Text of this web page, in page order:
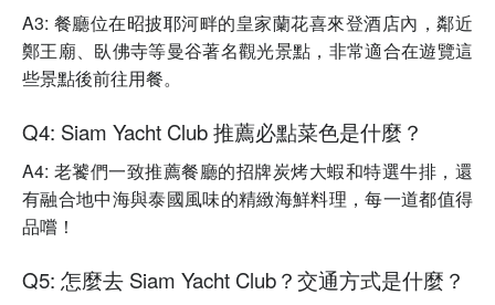
A3: 餐廳位在昭披耶河畔的皇家蘭花喜來登酒店內，鄰近
鄭王廟、臥佛寺等曼谷著名觀光景點，非常適合在遊覽這
些景點後前往用餐。
Q4: Siam Yacht Club 推薦必點菜色是什麼？
A4: 老饕們一致推薦餐廳的招牌炭烤大蝦和特選牛排，還
有融合地中海與泰國風味的精緻海鮮料理，每一道都值得
品嚐！
Q5: 怎麼去 Siam Yacht Club？交通方式是什麼？